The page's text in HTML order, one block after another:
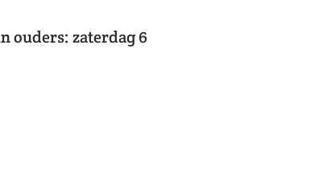
ouders: zaterdag 6